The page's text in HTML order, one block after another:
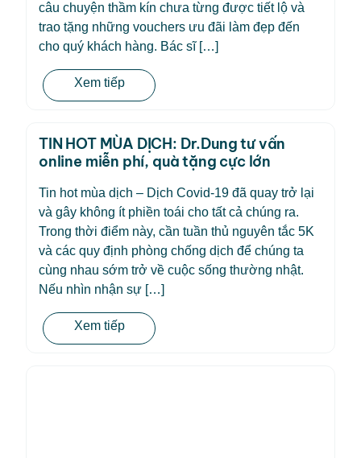
câu chuyện thầm kín chưa từng được tiết lộ và
trao tặng những vouchers ưu đãi làm đẹp đến
cho quý khách hàng. Bác sĩ […]
Xem tiếp
TIN HOT MÙA DỊCH: Dr.Dung tư vấn
online miễn phí, quà tặng cực lớn
Tin hot mùa dịch – Dịch Covid-19 đã quay trở lại
và gây không ít phiền toái cho tất cả chúng ra.
Trong thời điểm này, cần tuần thủ nguyên tắc 5K
và các quy định phòng chống dịch để chúng ta
cùng nhau sớm trở về cuộc sống thường nhật.
Nếu nhìn nhận sự […]
Xem tiếp